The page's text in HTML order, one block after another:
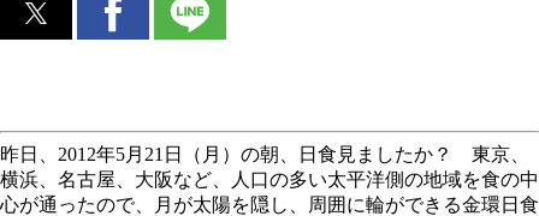
昨日、2012年5月21日（月）の朝、日食見ましたか？ 東京、
横浜、名古屋、大阪など、人口の多い太平洋側の地域を食の中
心が通ったので、月が太陽を隠し、周囲に輪ができる金環日食